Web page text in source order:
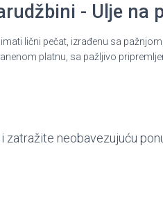
- Ulje na
lični pečat, izrađenu sa
platnu, sa pažljivo
zatražite neobavezujuću